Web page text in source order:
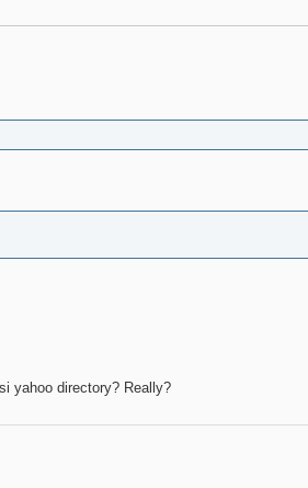
yahoo directory? Really?